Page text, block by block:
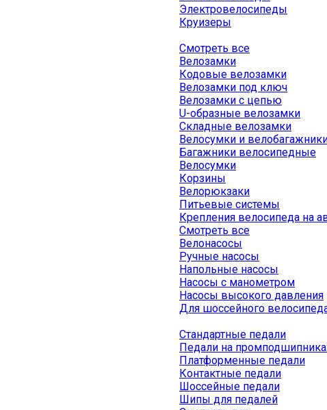
Электровелосипеды
Круизеры
Смотреть все
Велозамки
Кодовые велозамки
Велозамки под ключ
Велозамки с цепью
U-образные велозамки
Складные велозамки
Велосумки и
Багажники велосипедные
Велосумки
Корзины
Велорюкзаки
Питьевые системы
Крепления велосипеда на
Смотреть все
Велонасосы
Ручные насосы
Напольные насосы
Насосы с манометром
Насосы высокого давления
Для шоссейного
Стандартные педали
Педали на
Платформенные педали
Контактные педали
Шоссейные педали
Шипы для педалей